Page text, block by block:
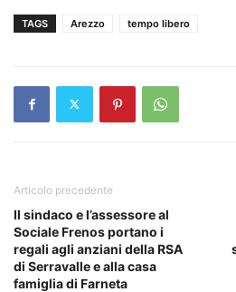
TAGS Arezzo tempo libero
Articolo precedente
Il sindaco e l’assessore al
Sociale Frenos portano i
regali agli anziani della RSA
di Serravalle e alla casa
famiglia di Farneta